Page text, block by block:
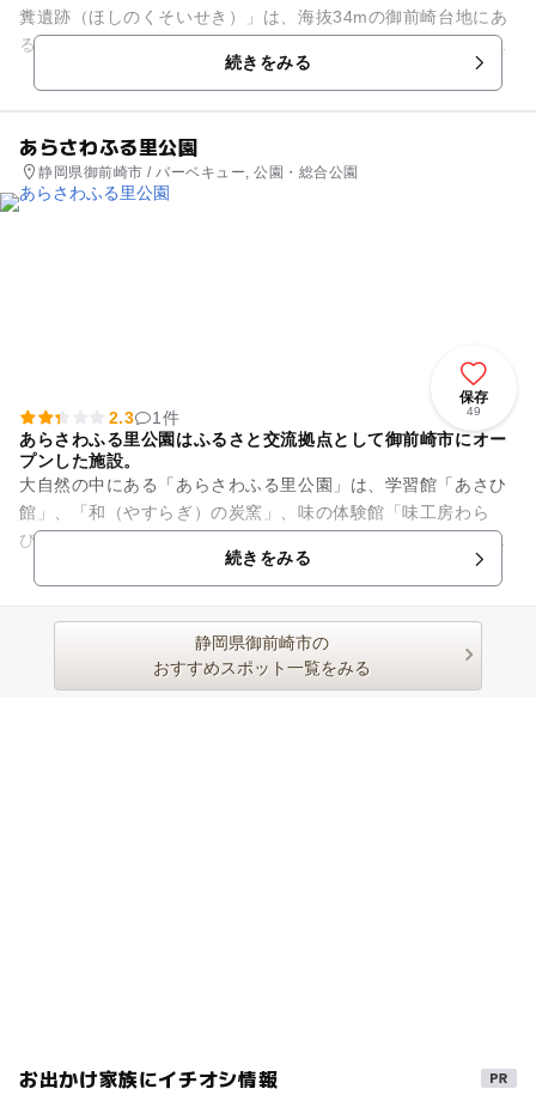
糞遺跡（ほしのくそいせき）」は、海抜34mの御前崎台地にあ
る縄文時代前期（約5000～6000年前）・後期初頭（約4000年
続きをみる
あらさわふる里公園
静岡県御前崎市 / バーベキュー, 公園・総合公園
保存
49
2.3
1件
あらさわふる里公園はふるさと交流拠点として御前崎市にオー
プンした施設。
大自然の中にある「あらさわふる里公園」は、学習館「あさひ
館」、「和（やすらぎ）の炭窯」、味の体験館「味工房わら
び」、バーベキュー広場があります。安くて新鮮な野菜を農家
から直接仕入れ、販売している...
続きをみる
静岡県御前崎市の
おすすめスポット一覧をみる
お出かけ家族にイチオシ情報